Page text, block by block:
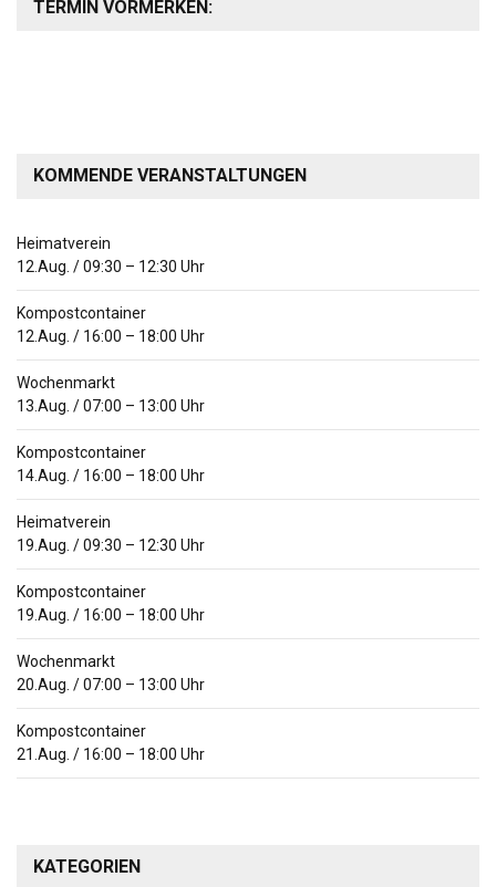
TERMIN VORMERKEN:
KOMMENDE VERANSTALTUNGEN
Heimatverein
12.Aug. /09:30 – 12:30 Uhr
Kompostcontainer
12.Aug. / 16:00 – 18:00 Uhr
Wochenmarkt
13.Aug. /07:00 – 13:00 Uhr
Kompostcontainer
14.Aug. / 16:00 – 18:00 Uhr
Heimatverein
19.Aug. /09:30 – 12:30 Uhr
Kompostcontainer
19.Aug. / 16:00 – 18:00 Uhr
Wochenmarkt
20.Aug. /07:00 – 13:00 Uhr
Kompostcontainer
21.Aug. / 16:00 – 18:00 Uhr
KATEGORIEN